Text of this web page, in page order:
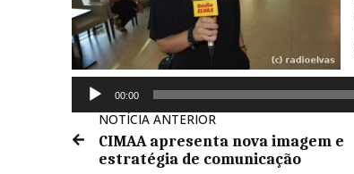
Reprodutor
áudio
00:00
NOTÍCIA ANTERIOR
CIMAA apresenta nova imagem e
estratégia de comunicação